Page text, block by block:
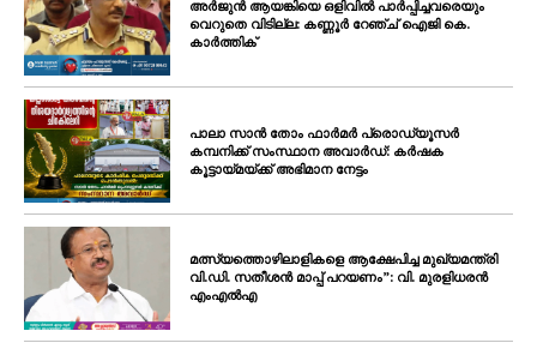
അർജുൻ ആയങ്കിയെ ഒളിവിൽ പാർപ്പിച്ചവരെയും
വെറുതെ വിടില്ല: കണ്ണൂർ റേഞ്ച് ഐജി കെ.
കാർത്തിക്
പാലാ സാൻ തോം ഫാർമർ പ്രൊഡ്യൂസർ
കമ്പനിക്ക് സംസ്ഥാന അവാർഡ്: കർഷക
കൂട്ടായ്മയ്ക്ക് അഭിമാന നേട്ടം
മത്സ്യത്തൊഴിലാളികളെ ആക്ഷേപിച്ച മുഖ്യമന്ത്രി
വി.ഡി. സതീശൻ മാപ്പ് പറയണം”: വി. മുരളിധരൻ
എംഎൽഎ